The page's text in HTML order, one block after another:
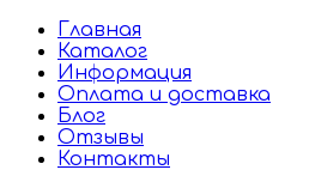
Главная
Каталог
Информация
Оплата и доставка
Блог
Отзывы
Контакты